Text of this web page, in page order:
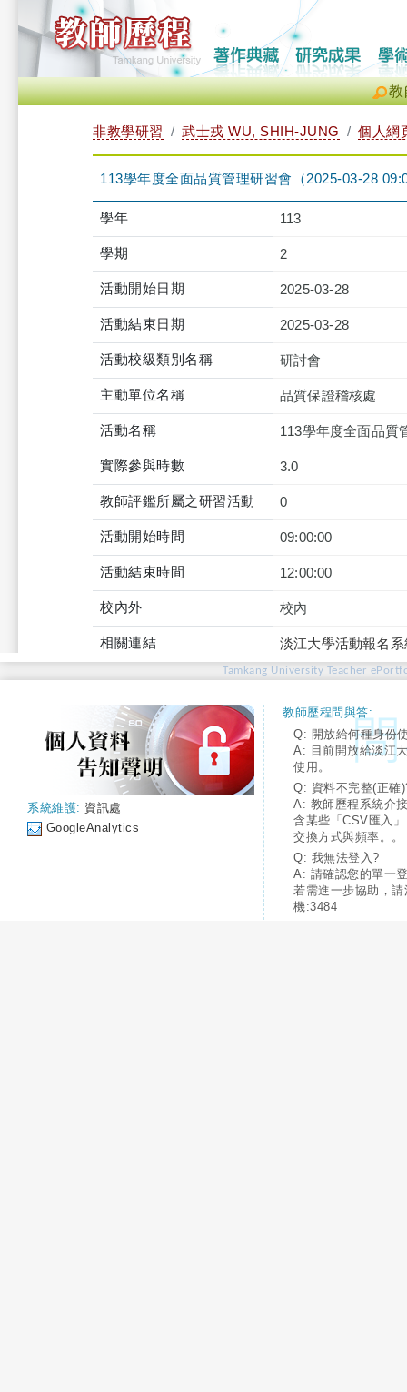
教
非教學研習 武士戎 WU, SHIH-JUNG 個人網
113學年度全面品質管理研習會（2025-03-28
學年 113
學期 2
活動開始日期 2025-03-28
活動結束日期 2025-03-28
活動校級類別名稱 研討會
主動單位名稱 品質保證稽核處
活動名稱 113學年度全面品質
實際參與時數 3.0
教師評鑑所屬之研習活動 0
活動開始時間 09:00:00
活動結束時間 12:00:00
校內外 校內
相關連結 淡江大學活動報名
Tamkang University Teacher
系統維護: 資訊處
GoogleAnalytics
教師歷程問與答:
Q: 開放給何種身份
A: 目前開放給淡江
使用。
Q: 資料不完整(正確
A: 教師歷程系統介
含某些「CSV匯入
交換方式與頻率。。
Q: 我無法登入?
A: 請確認您的單一
若需進一步協助，
機:3484